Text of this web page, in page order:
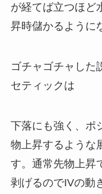
が経てば立つほど
昇時儲かるように
ゴチャゴチャした
セティックは
下落にも強く、ポ
物上昇するような
す。通常先物上昇
剥げるのでIVの動